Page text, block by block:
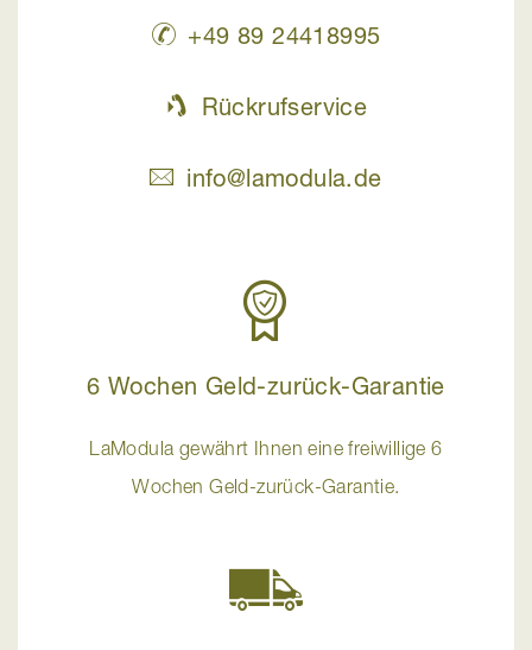
+49 89 24418995
Rückrufservice
info@lamodula.de
6 Wochen Geld-zurück-Garantie
LaModula gewährt Ihnen eine freiwillige 6
Wochen Geld-zurück-Garantie.